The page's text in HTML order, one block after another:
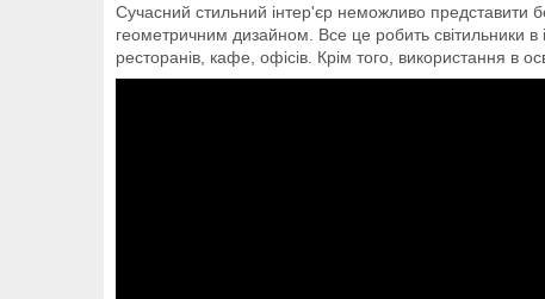
Сучасний стильний інтер'єр неможливо представити
геометричним дизайном. Все це робить світильники в
ресторанів, кафе, офісів. Крім того, використання в